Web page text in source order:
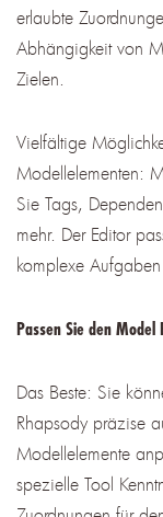
erlaubte
Abhängigkeit von
Zielen.
Vielfältige
Modellelementen:
Sie Tags,
mehr. Der Editor
komplexe
Passen Sie den
Das Beste: Sie
Rhapsody präzise
Modellelemente
spezielle Tool